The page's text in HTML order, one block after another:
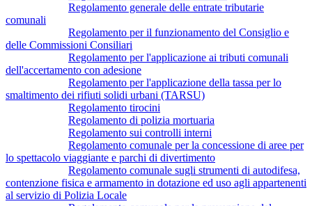
Regolamento generale delle entrate tributarie
comunali
Regolamento per il funzionamento del Consiglio e
delle Commissioni Consiliari
Regolamento per l'applicazione ai tributi comunali
dell'accertamento con adesione
Regolamento per l'applicazione della tassa per lo
smaltimento dei rifiuti solidi urbani (TARSU)
Regolamento tirocini
Regolamento di polizia mortuaria
Regolamento sui controlli interni
Regolamento comunale per la concessione di aree per
lo spettacolo viaggiante e parchi di divertimento
Regolamento comunale sugli strumenti di autodifesa,
contenzione fisica e armamento in dotazione ed uso agli appartenenti
al servizio di Polizia Locale